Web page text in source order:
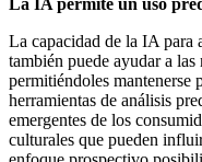
La IA permite un uso
La capacidad de la IA para
también puede ayudar a
permitiéndoles mantenerse
herramientas de análisis
emergentes de los
culturales que pueden